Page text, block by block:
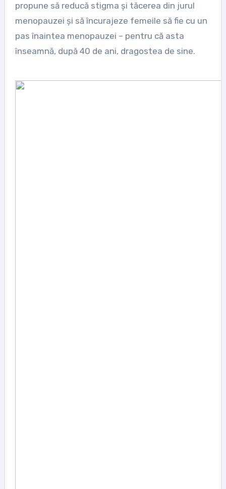
propune să reducă stigma și tăcerea din jurul
menopauzei și să încurajeze femeile să fie cu un
pas înaintea menopauzei – pentru că asta
înseamnă, după 40 de ani, dragostea de sine.